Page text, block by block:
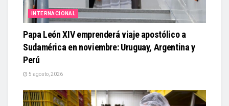
INTERNACIONAL
Papa León XIV emprenderá viaje apostólico a
Sudamérica en noviembre: Uruguay, Argentina y
Perú
5 agosto, 2026